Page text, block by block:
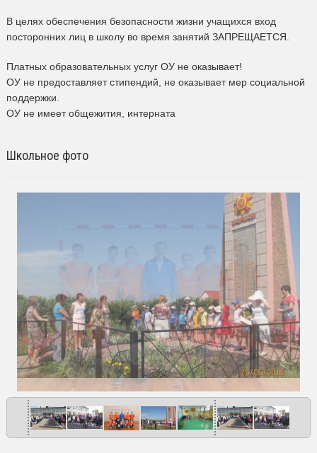
В целях обеспечения безопасности жизни учащихся вход
посторонних лиц в школу во время занятий ЗАПРЕЩАЕТСЯ.
Платных образовательных услуг ОУ не оказывает!
ОУ не предоставляет стипендий, не оказывает мер социальной
поддержки.
ОУ не имеет общежития, интерната
Школьное фото